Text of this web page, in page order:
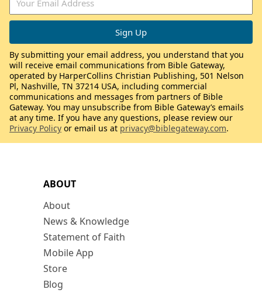
ABOUT
About
News & Knowledge
Statement of Faith
Mobile App
Store
Blog
By submitting your email address, you understand that you
will receive email communications from Bible Gateway,
operated by HarperCollins Christian Publishing, 501 Nelson
Pl, Nashville, TN 37214 USA, including commercial
communications and messages from partners of Bible
Gateway. You may unsubscribe from Bible Gateway’s emails
at any time. If you have any questions, please review our
Privacy Policy or email us at privacy@biblegateway.com.